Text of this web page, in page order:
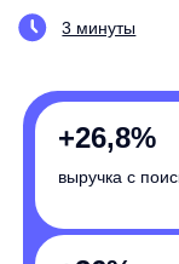
+26,8%
+36%
с поиском